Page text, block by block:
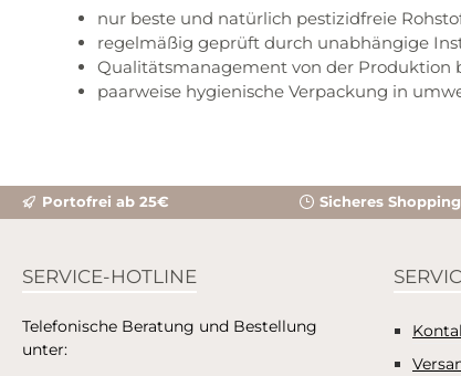
nur beste und natürlich pestizidfreie
regelmäßig geprüft durch unabhängige
Qualitätsmanagement von der Produktion
paarweise hygienische Verpackung in
Portofrei ab 25€ Sicheres Shopping
SERVICE-HOTLINE
Telefonische Beratung und Bestellung
unter: